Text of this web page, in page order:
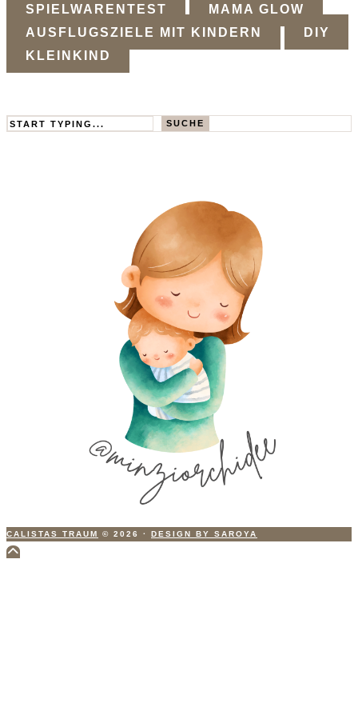
SPIELWARENTEST
MAMA GLOW
AUSFLUGSZIELE MIT KINDERN
DIY
KLEINKIND
Search SUCHE
CALISTAS TRAUM © 2026 · DESIGN BY SAROYA
Scroll